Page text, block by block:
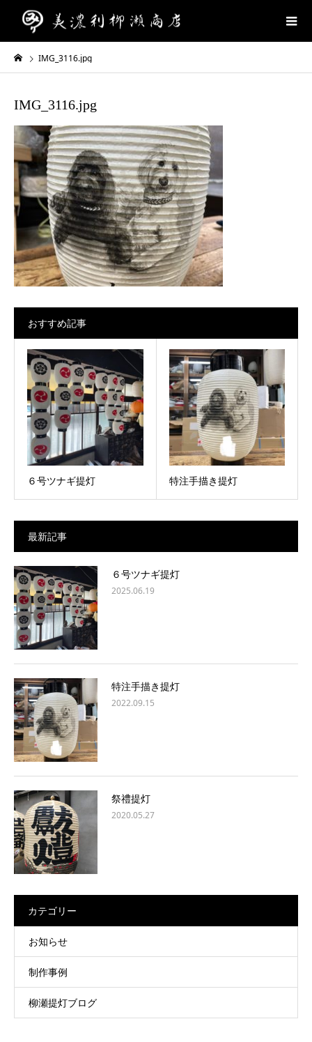
IMG_3116.jpg
IMG_3116.jpg
おすすめ記事
６号ツナギ提灯 特注手描き提灯
最新記事
６号ツナギ提灯
2025.06.19
特注手描き提灯
2022.09.15
祭禮提灯
2020.05.27
カテゴリー
お知らせ
制作事例
柳瀬提灯ブログ